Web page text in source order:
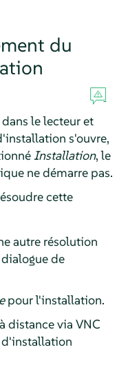
du
le lecteur et
s'ouvre,
Installation, le
ne démarre pas.
cette
autre résolution
de
pour l'installation.
distance via VNC